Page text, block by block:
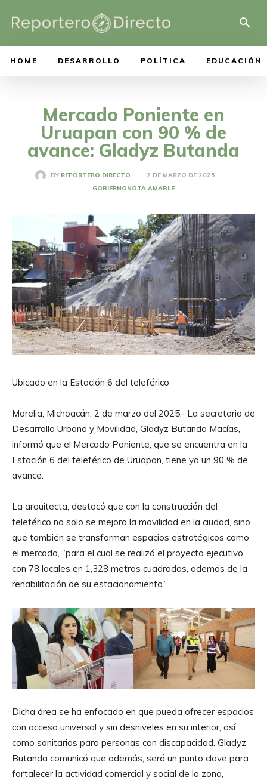
HOME DESARROLLO POLÍTICA EDUCACIÓN
Mercado Poniente en
Uruapan con 90 % de
avance: Gladyz Butanda
BY REPORTERO DIRECTO
2 DE MARZO DE 2025
GOBIERNONOTA AMABLE
Ubicado en la Estación 6 del teleférico
Morelia, Michoacán, 2 de marzo del 2025.- La secretaria de
Desarrollo Urbano y Movilidad, Gladyz Butanda Macías,
informó que el Mercado Poniente, que se encuentra en la
Estación 6 del teleférico de Uruapan, tiene ya un 90 % de
avance.
La arquitecta, destacó que con la construcción del
teleférico no solo se mejora la movilidad en la ciudad, sino
que también se transforman espacios estratégicos como
el mercado, “para el cual se realizó el proyecto ejecutivo
con 78 locales en 1,328 metros cuadrados, además de la
rehabilitación de su estacionamiento”.
Dicha área se ha enfocado en que pueda ofrecer espacios
con acceso universal y sin desniveles en su interior, así
como sanitarios para personas con discapacidad. Gladyz
Butanda comunicó que además, será un punto clave para
fortalecer la actividad comercial y social de la zona,